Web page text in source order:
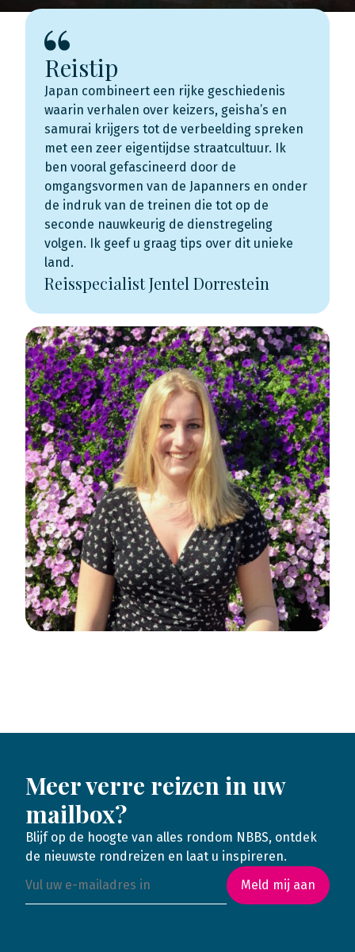
Reistip
Japan combineert een rijke geschiedenis
waarin verhalen over keizers, geisha’s en
samurai krijgers tot de verbeelding spreken
met een zeer eigentijdse straatcultuur. Ik
ben vooral gefascineerd door de
omgangsvormen van de Japanners en onder
de indruk van de treinen die tot op de
seconde nauwkeurig de dienstregeling
volgen. Ik geef u graag tips over dit unieke
land.
Reisspecialist Jentel Dorrestein
Meer verre reizen in uw
mailbox?
Blijf op de hoogte van alles rondom NBBS, ontdek
de nieuwste rondreizen en laat u inspireren.
Meld mij aan